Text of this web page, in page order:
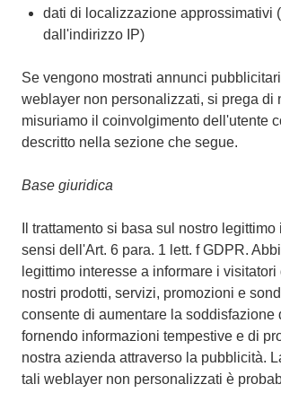
dati di localizzazione approssimativi
dall'indirizzo IP)
Se vengono mostrati annunci
weblayer non personalizzati, si prega di
misuriamo il coinvolgimento dell'utente
descritto nella sezione che segue.
Base giuridica
Il trattamento si basa sul nostro
sensi dell'Art. 6 para. 1 lett. f GDPR.
legittimo interesse a informare i
nostri prodotti, servizi, promozioni e
consente di aumentare la soddisfazione
fornendo informazioni tempestive e di
nostra azienda attraverso la pubblicità.
tali weblayer non personalizzati è